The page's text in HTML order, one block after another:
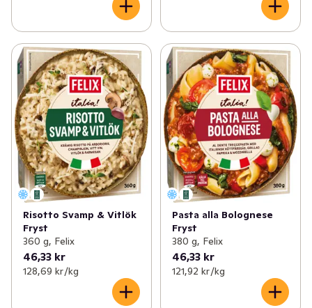
Risotto Svamp & Vitlök
Fryst
360 g, Felix
46,33 kr
128,69 kr /kg
Pasta alla Bolognese
Fryst
380 g, Felix
46,33 kr
121,92 kr /kg